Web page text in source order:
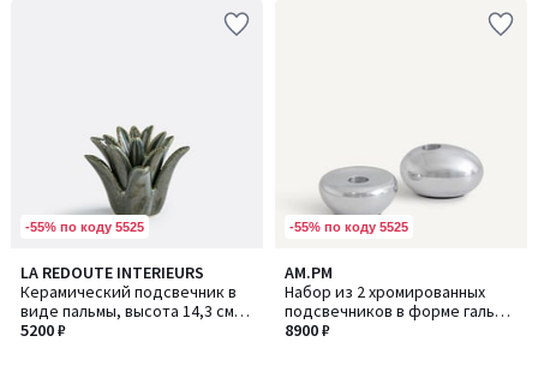
-55% по коду 5525
LA REDOUTE INTERIEURS
Керамический подсвечник в
виде пальмы, высота 14,3 см,
TROPIA / ТРОПИА
5200 ₽
5
/
5
-55% по коду 5525
AM.PM
Набор из 2 хромированных
подсвечников в форме гальки,
AUDRY / ОДРИ
8900 ₽